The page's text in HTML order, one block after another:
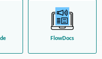
FlowDocs